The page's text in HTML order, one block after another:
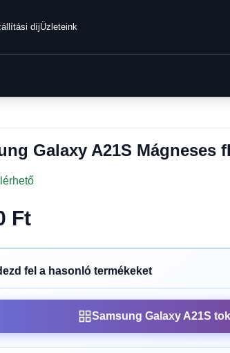
díjÜzleteink
Galaxy A21S Mágneses
Ft
fel a hasonló termékeket
Samsung Galaxy A21S